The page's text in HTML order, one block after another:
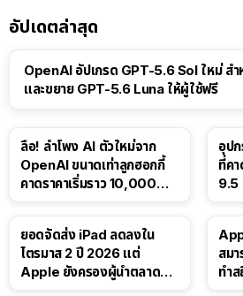
อัปเดตล่าสุด
OpenAI อัปเกรด GPT-5.6 Sol ใหม่ ส
และขยาย GPT-5.6 Luna ให้ผู้ใช้ฟรี
ลือ! ลำโพง AI ตัวใหม่จาก
OpenAI ขนาดเท่าลูกฮอกกี้
คาดราคาเริ่มราว 10,000
อุป
ที่ค
9.5
ยอดจัดส่ง iPad ลดลงใน
ไตรมาส 2 ปี 2026 แต่
Apple ยังครองผู้นำตลาด
สม
ทำ